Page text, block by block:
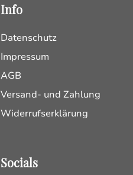
Info
Datenschutz
Impressum
AGB
Versand- und Zahlung
Widerrufserklärung
Socials